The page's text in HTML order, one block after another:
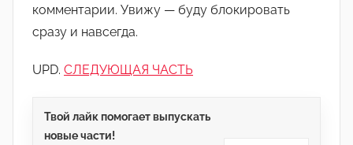
комментарии. Увижу — буду блокировать
сразу и навсегда.
UPD. СЛЕДУЮЩАЯ ЧАСТЬ
Твой лайк помогает выпускать
новые части!